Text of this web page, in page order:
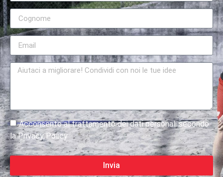
Acconsento al trattamento dei dati personali secondo
la Privacy Policy
Invia